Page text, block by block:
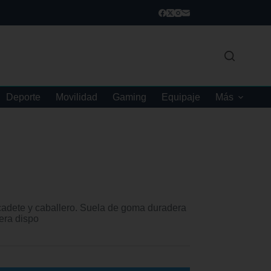
Deporte Movilidad Gaming Equipaje Más
y caballero. Suela de goma duradera
dispo